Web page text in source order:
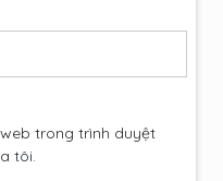
trong trình duyệt
tôi.